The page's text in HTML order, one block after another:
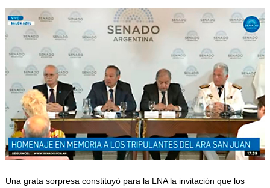
LINKS
SOCIOS
NEWSLETTER
SUSCRIBIRSE
VER NEWSLETTER
CONTACTO
CONTACTENOS
LIBRO DE VISITAS
Una grata sorpresa constituyó para la LNA la invitación que los